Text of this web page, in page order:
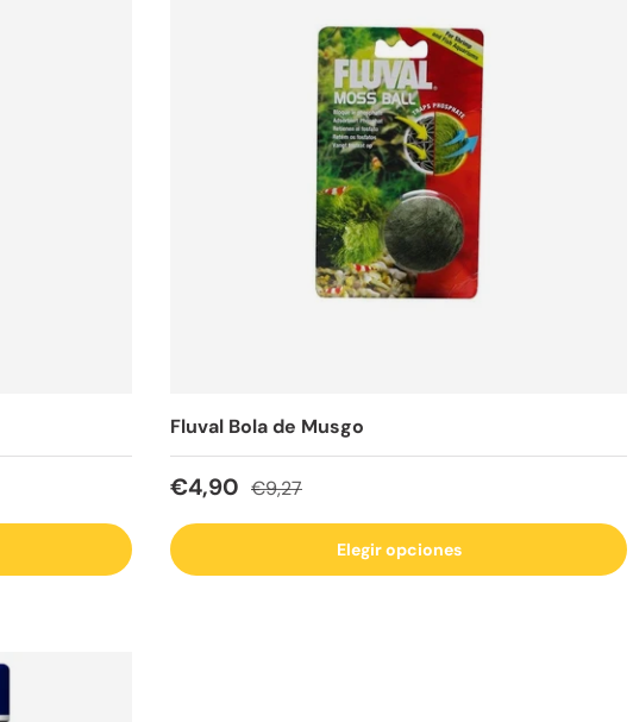
Fluval Bola de Musgo
Precio de venta
€4,90 Precio normal
€9,27
Elegir opciones